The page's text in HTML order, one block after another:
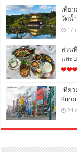
เที่ย
วัดน้
17
สวน
และ
เที่ย
24